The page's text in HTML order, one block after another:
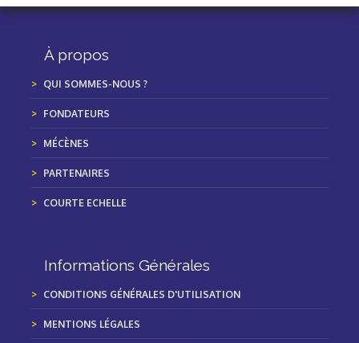
À propos
QUI SOMMES-NOUS ?
FONDATEURS
MÉCÈNES
PARTENAIRES
COURTE ECHELLE
Informations Générales
CONDITIONS GÉNÉRALES D'UTILISATION
MENTIONS LÉGALES